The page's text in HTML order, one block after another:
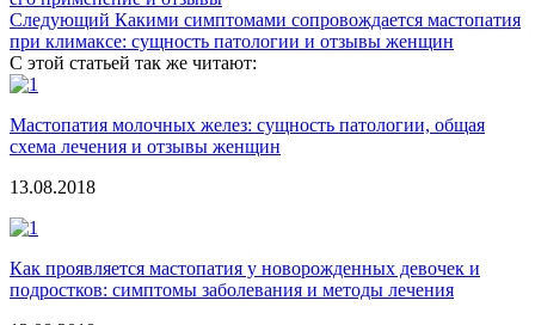
Следующий Какими симптомами сопровождается мастопатия
при климаксе: сущность патологии и отзывы женщин
С этой статьей так же читают:
Мастопатия молочных желез: сущность патологии, общая
схема лечения и отзывы женщин
13.08.2018
Как проявляется мастопатия у новорожденных девочек и
подростков: симптомы заболевания и методы лечения